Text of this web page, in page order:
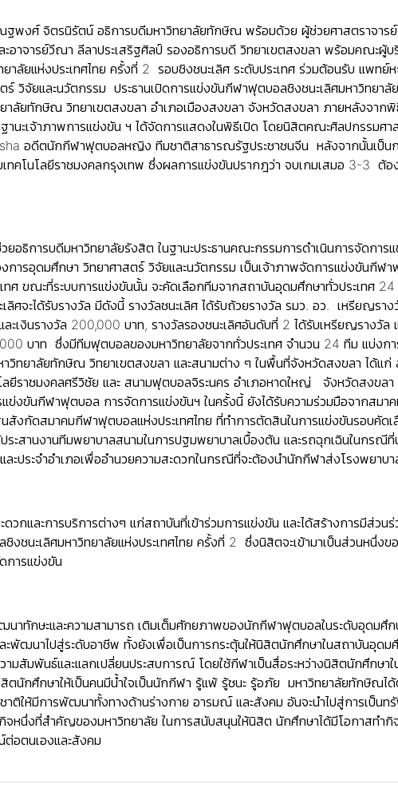
พงศ์ จิตรนิรัตน์ อธิการบดีมหาวิทยาลัยทักษิณ พร้อมด้วย ผู้ช่วยศาสตราจาร
าจารย์วีณา ลีลาประเสริฐศิลป์ รองอธิการบดี วิทยาเขตสงขลา พร้อมคณะผู้
าลัยแห่งประเทศไทย ครั้งที่ 2 รอบชิงชนะเลิศ ระดับประเทศ ร่วมต้อนรับ แพท
วิจัยและนวัตกรรม ประธานเปิดการแข่งขันกีฬาฟุตบอลชิงชนะเลิศมหาวิทยาลั
าลัยทักษิณ วิทยาเขตสงขลา อำเภอเมืองสงขลา จังหวัดสงขลา ภายหลังจาก
นะเจ้าภาพการแข่งขัน ฯ ได้จัดการแสดงในพิธีเปิด โดยนิสิตคณะศิลปกรรมศ
อดีตนักกีฬาฟุตบอลหญิง ทีมชาติสาธารณรัฐประชาชนจีน หลังจากนั้นเป็น
ทคโนโลยีราชมงคลกรุงเทพ ซึ่งผลการแข่งขันปรากฎว่า จบเกมเสมอ 3-3 ต้
การบดีมหาวิทยาลัยรังสิต ในฐานะประธานคณะกรรมการดำเนินการจัดการแ
ารอุดมศึกษา วิทยาศาสตร์ วิจัยและนวัตกรรม เป็นเจ้าภาพจัดการแข่งขันกีฬา
ทศ ขณะที่ระบบการแข่งขันนั้น จะคัดเลือกทีมจากสถาบันอุดมศึกษาทั่วประเทศ
ศจะได้รับรางวัล มีดังนี้ รางวัลชนะเลิศ ได้รับถ้วยรางวัล รมว. อว. เหรียญรา
ะเงินรางวัล 200,000 บาท, รางวัลรองชนะเลิศอันดับที่ 2 ได้รับเหรียญรางวัล
บาท ซึ่งมีทีมฟุตบอลของมหาวิทยาลัยจากทั่วประเทศ จำนวน 24 ทีม แบ่งก
ทยาลัยทักษิณ วิทยาเขตสงขลา และสนามต่าง ๆ ในพื้นที่จังหวัดสงขลา ได้แก่
ยีราชมงคลศรีวิชัย และ สนามฟุตบอลจิระนคร อำเภอหาดใหญ่ จังหวัดสงขล
ข่งขันกีฬาฟุตบอล การจัดการแข่งขันฯ ในครั้งนี้ ยังได้รับความร่วมมือจากสมา
งกัดสมาคมกีฬาฟุตบอลแห่งประเทศไทย ที่ทำการตัดสินในการแข่งขันรอบคัดเ
สานงานทีมพยาบาลสนามในการปฐมพยาบาลเบื้องต้น และรถฉุกเฉินในกรณีที่
ะประจำอำเภอเพื่ออำนวยความสะดวกในกรณีที่จะต้องนำนักกีฬาส่งโรงพยาบา
วกและการบริการต่างๆ แก่สถาบันที่เข้าร่วมการแข่งขัน และได้สร้างการมีส่วน
ชนะเลิศมหาวิทยาลัยแห่งประเทศไทย ครั้งที่ 2 ซึ่งนิสิตจะเข้ามาเป็นส่วนหนึ่ง
การแข่งขัน
าทักษะและความสามารถ เติมเต็มศักยภาพของนักกีฬาฟุตบอลในระดับอุดมศึ
ะพัฒนาไปสู่ระดับอาชีพ ทั้งยังเพื่อเป็นการกระตุ้นให้นิสิตนักศึกษาในสถาบันอุดม
ามสัมพันธ์และแลกเปลี่ยนประสบการณ์ โดยใช้กีฬาเป็นสื่อระหว่างนิสิตนักศึกษ
นักศึกษาให้เป็นคนมีน้ำใจเป็นนักกีฬา รู้แพ้ รู้ชนะ รู้อภัย มหาวิทยาลัยทักษิณไ
ชาติให้มีการพัฒนาทั้งทางด้านร่างกาย อารมณ์ และสังคม อันจะนำไปสู่การเป็
จหนึ่งที่สำคัญของมหาวิทยาลัย ในการสนับสนุนให้นิสิต นักศึกษาได้มีโอกาสทำ
ต่อตนเองและสังคม